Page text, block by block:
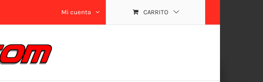
Mi cuenta CARRITO